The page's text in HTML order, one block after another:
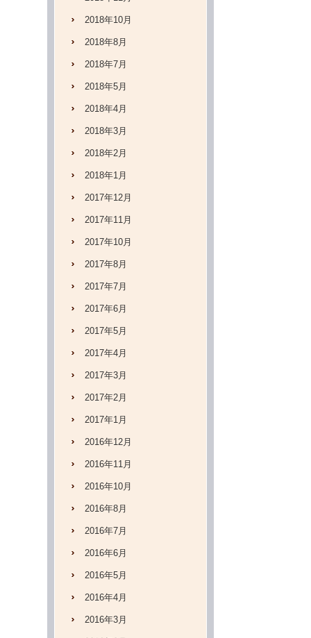
2018年10月
2018年8月
2018年7月
2018年5月
2018年4月
2018年3月
2018年2月
2018年1月
2017年12月
2017年11月
2017年10月
2017年8月
2017年7月
2017年6月
2017年5月
2017年4月
2017年3月
2017年2月
2017年1月
2016年12月
2016年11月
2016年10月
2016年8月
2016年7月
2016年6月
2016年5月
2016年4月
2016年3月